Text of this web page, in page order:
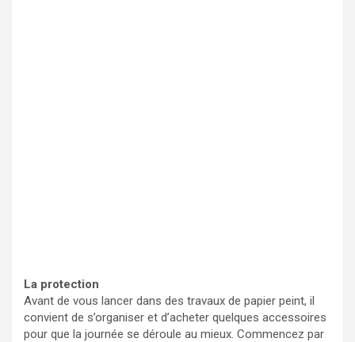
La protection
Avant de vous lancer dans des travaux de papier peint, il
convient de s’organiser et d’acheter quelques accessoires
pour que la journée se déroule au mieux. Commencez par